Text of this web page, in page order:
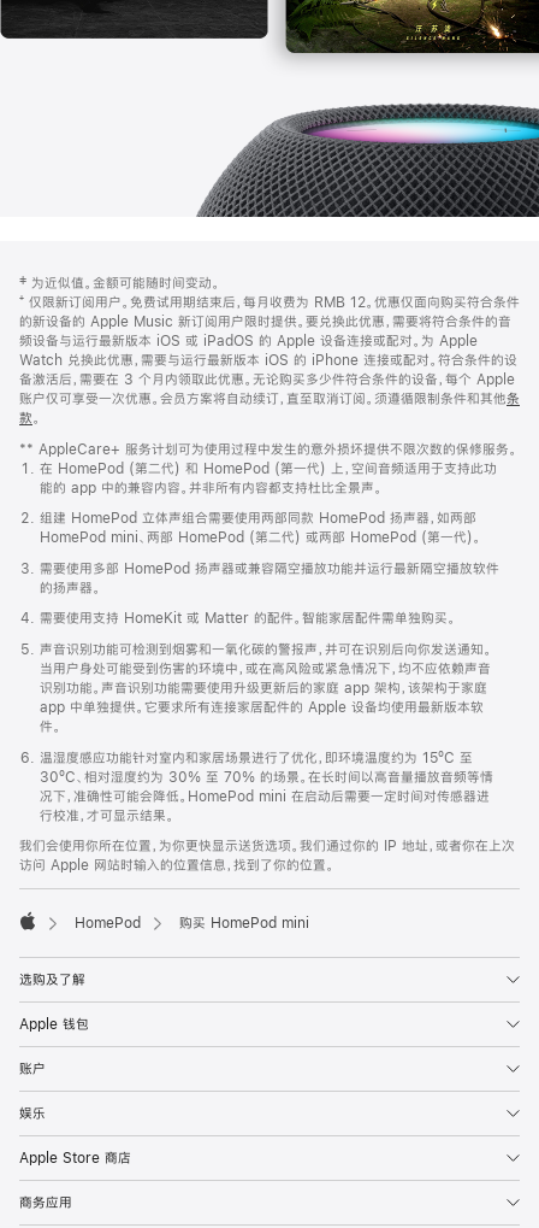
页
页
脚
注
‡ 为近似值。金额可能随时间变动。
⁺ 仅限新订阅用户。免费试用期结束后，每月收费为 RMB 12。优惠仅面向购买符合条件
的新设备的 Apple Music 新订阅用户限时提供。要兑换此优惠，需要将符合条件的音
频设备与运行最新版本 iOS 或 iPadOS 的 Apple 设备连接或配对。为 Apple
Watch 兑换此优惠，需要与运行最新版本 iOS 的 iPhone 连接或配对。符合条件的设
备激活后，需要在 3 个月内领取此优惠。无论购买多少件符合条件的设备，每个 Apple
账户仅可享受一次优惠。会员方案将自动续订，直至取消订阅。须遵循限制条件和其他条
款。
窗
口
中
打
开)
** AppleCare+ 服务计划可为使用过程中发生的意外损坏提供不限次数的保修服务。
在 HomePod (第二代) 和 HomePod (第一代) 上，空间音频适用于支持此功
能的 app 中的兼容内容。并非所有内容都支持杜比全景声。
组建 HomePod 立体声组合需要使用两部同款 HomePod 扬声器，如两部
HomePod mini、两部 HomePod (第二代) 或两部 HomePod (第一代)。
需要使用多部 HomePod 扬声器或兼容隔空播放功能并运行最新隔空播放软件
的扬声器。
需要使用支持 HomeKit 或 Matter 的配件。智能家居配件需单独购买。
声音识别功能可检测到烟雾和一氧化碳的警报声，并可在识别后向你发送通知。
当用户身处可能受到伤害的环境中，或在高风险或紧急情况下，均不应依赖声音
识别功能。声音识别功能需要使用升级更新后的家庭 app 架构，该架构于家庭
app 中单独提供。它要求所有连接家居配件的 Apple 设备均使用最新版本软
件。
温湿度感应功能针对室内和家居场景进行了优化，即环境温度约为 15ºC 至
30ºC、相对湿度约为 30% 至 70% 的场景。在长时间以高音量播放音频等情
况下，准确性可能会降低。HomePod mini 在启动后需要一定时间对传感器进
行校准，才可显示结果。
我们会使用你所在位置，为你更快显示送货选项。我们通过你的 IP 地址，或者你在上次
访问 Apple 网站时输入的位置信息，找到了你的位置。
HomePod 购买 HomePod mini
选购及了解
Apple 钱包
账户
娱乐
Apple Store 商店
商务应用